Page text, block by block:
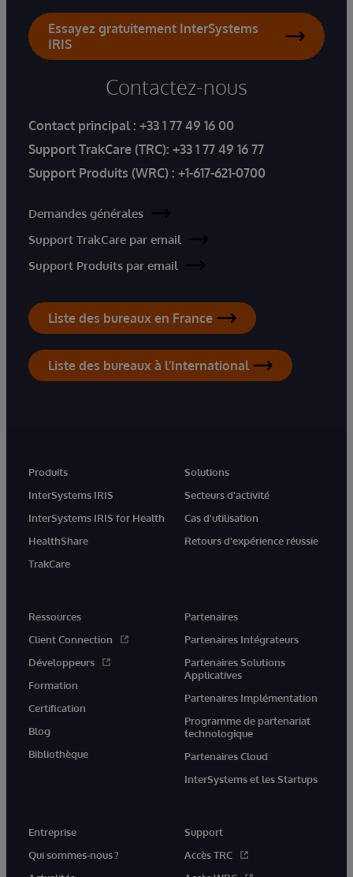
Essayez gratuitement InterSystems
IRIS
Contactez-nous
Contact principal : +33 1 77 49 16 00
Support TrakCare (TRC): +33 1 77 49 16 77
Support Produits (WRC) : +1-617-621-0700
Demandes générales
Support TrakCare par email
Support Produits par email
Liste des bureaux en France
Liste des bureaux à l'International
Produits
InterSystems IRIS
InterSystems IRIS for Health
HealthShare
TrakCare
Solutions
Secteurs d'activité
Cas d'utilisation
Retours d'expérience réussie
Ressources
Client Connection
Développeurs
Formation
Certification
Blog
Bibliothèque
Partenaires
Partenaires Intégrateurs
Partenaires Solutions
Applicatives
Partenaires Implémentation
Programme de partenariat
technologique
Partenaires Cloud
InterSystems et les Startups
Entreprise
Qui sommes-nous ?
Support
Accès TRC